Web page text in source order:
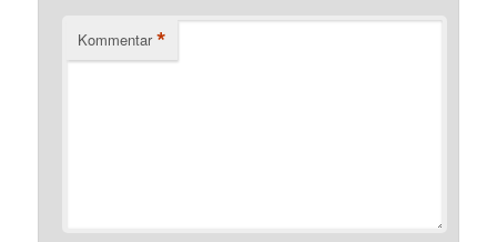
Kommentar *